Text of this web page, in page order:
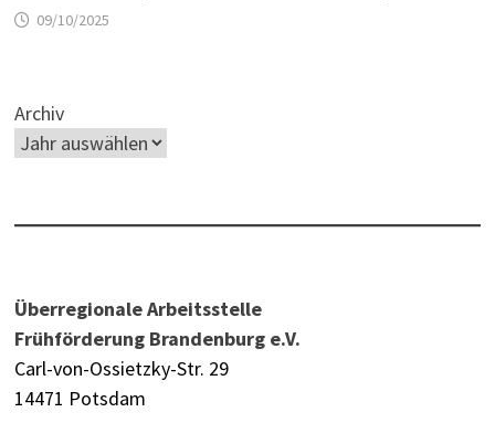
09/10/2025
Archiv
Überregionale Arbeitsstelle
Frühförderung Brandenburg e.V.
Carl-von-Ossietzky-Str. 29
14471 Potsdam